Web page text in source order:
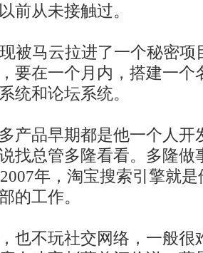
前从未接触过。
被马云拉进了一个秘密项
要在一个月内，搭建一个
统和论坛系统。
产品早期都是他一个人开
找总管多隆看看。多隆做
年，淘宝搜索引擎就
的工作。
也不玩社交网络，一般很